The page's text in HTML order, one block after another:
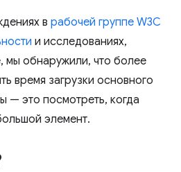
в рабочей группе W3C
и исследованиях,
мы обнаружили, что более
время загрузки основного
— это посмотреть, когда
элемент.